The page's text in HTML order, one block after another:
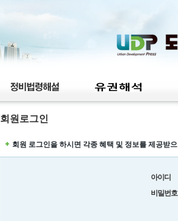
회원로그인
회원 로그인을 하시면 각종 혜택 및 정보를 제공받
아이디
비밀번호